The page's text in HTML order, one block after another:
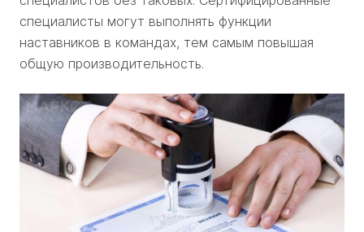
специалисты могут выполнять функции
наставников в командах, тем самым повышая
общую производительность.